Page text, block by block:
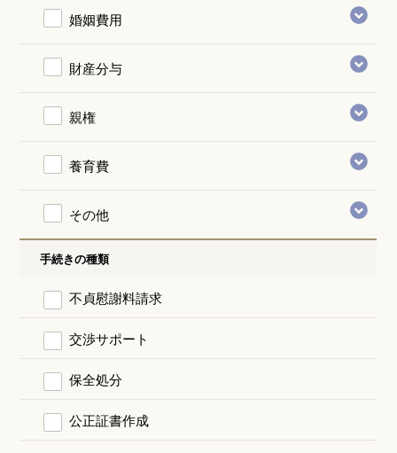
婚姻費用
財産分与
親権
養育費
その他
手続きの種類
不貞慰謝料請求
交渉サポート
保全処分
公正証書作成